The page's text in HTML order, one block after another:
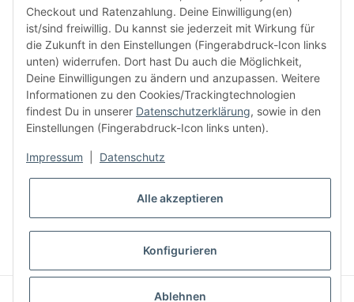
Checkout und Ratenzahlung. Deine Einwilligung(en)
ist/sind freiwillig. Du kannst sie jederzeit mit Wirkung für
die Zukunft in den Einstellungen (Fingerabdruck-Icon links
unten) widerrufen. Dort hast Du auch die Möglichkeit,
Deine Einwilligungen zu ändern und anzupassen. Weitere
Informationen zu den Cookies/Trackingtechnologien
findest Du in unserer Datenschutzerklärung, sowie in den
Einstellungen (Fingerabdruck-Icon links unten).
Impressum Datenschutz
Alle akzeptieren
Konfigurieren
Ablehnen
Informationen
Kundenservice
Mehr von Audiolith
VERTRAG WIDERRUFEN
© Audiolith International GmbH